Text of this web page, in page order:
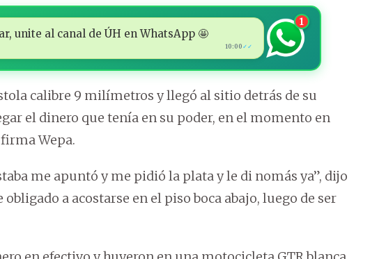
unite al canal de ÚH en WhatsApp 🤩
10:00 ✓✓
1
calibre 9 milímetros y llegó al sitio detrás de su
el dinero que tenía en su poder, en el momento en
Wepa.
me apuntó y me pidió la plata y le di nomás ya”, dijo
a acostarse en el piso boca abajo, luego de ser